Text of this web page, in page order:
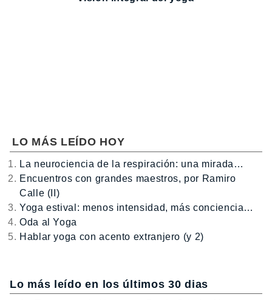
LO MÁS LEÍDO HOY
La neurociencia de la respiración: una mirada…
Encuentros con grandes maestros, por Ramiro
Calle (II)
Yoga estival: menos intensidad, más conciencia…
Oda al Yoga
Hablar yoga con acento extranjero (y 2)
Lo más leído en los últimos 30 dias